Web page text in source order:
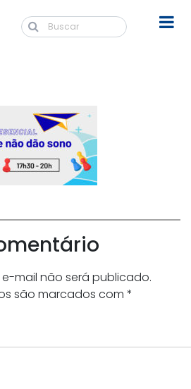
mail não será publicado.
são marcados com *